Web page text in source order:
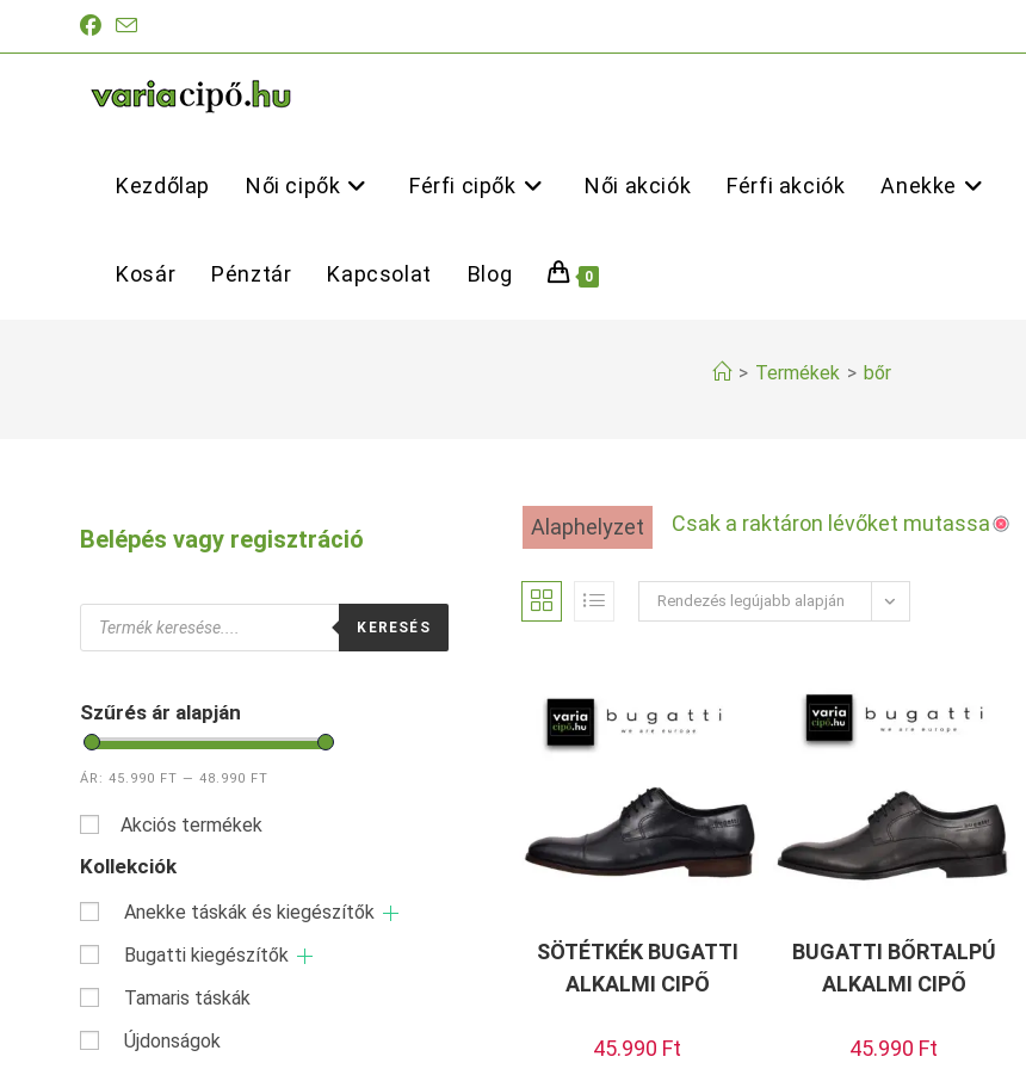
Kezdőlap Női cipők Férfi cipők Női akciók Férfi akciók Anekke
Kosár Pénztár Kapcsolat Blog 0
> Termékek > bőr
Belépés vagy regisztráció
Products
search
KERESÉS
Szűrés ár alapján
ÁR:45.990 FT —48.990 FT
Akciós termékek
Kollekciók
Anekke táskák és kiegészítők
Bugatti kiegészítők
Tamaris táskák
Újdonságok
Alaphelyzet Csak a raktáron lévőket mutassa
Rendezés legújabb alapján
SÖTÉTKÉK BUGATTI
ALKALMI CIPŐ
45.990 Ft
BUGATTI BŐRTALPÚ
ALKALMI CIPŐ
45.990 Ft